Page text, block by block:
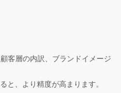
客層の内訳、ブランドイメージ
と、より精度が高まります。